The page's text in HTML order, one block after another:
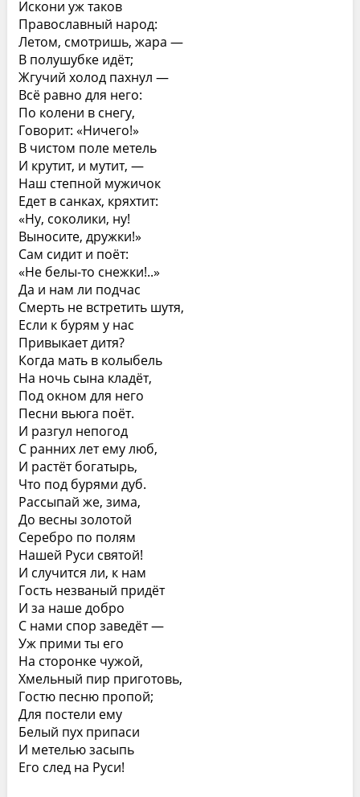
Искони уж таков
Православный народ:
Летом, смотришь, жара —
В полушубке идёт;
Жгучий холод пахнул —
Всё равно для него:
По колени в снегу,
Говорит: «Ничего!»
В чистом поле метель
И крутит, и мутит, —
Наш степной мужичок
Едет в санках, кряхтит:
«Ну, соколики, ну!
Выносите, дружки!»
Сам сидит и поёт:
«Не белы-то снежки!..»
Да и нам ли подчас
Смерть не встретить шутя,
Если к бурям у нас
Привыкает дитя?
Когда мать в колыбель
На ночь сына кладёт,
Под окном для него
Песни вьюга поёт.
И разгул непогод
С ранних лет ему люб,
И растёт богатырь,
Что под бурями дуб.
Рассыпай же, зима,
До весны золотой
Серебро по полям
Нашей Руси святой!
И случится ли, к нам
Гость незваный придёт
И за наше добро
С нами спор заведёт —
Уж прими ты его
На сторонке чужой,
Хмельный пир приготовь,
Гостю песню пропой;
Для постели ему
Белый пух припаси
И метелью засыпь
Его след на Руси!